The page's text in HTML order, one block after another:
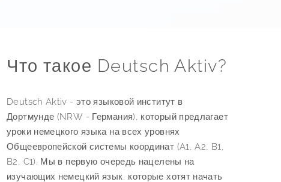
Что такое Deutsch Aktiv?
Deutsch Aktiv - это языковой институт в
Дортмунде (NRW - Германия), который предлагает
уроки немецкого языка на всех уровнях
Общеевропейской системы координат (A1, A2, B1,
B2, C1). Мы в первую очередь нацелены на
изучающих немецкий язык, которые хотят начать